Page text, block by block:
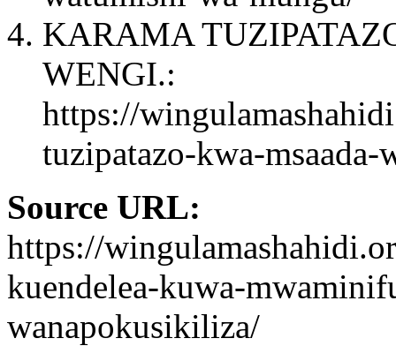
KARAMA
WENGI.:
https://
tuzipatazo-kwa-
Source URL:
https://
kuendelea-kuwa-
wanapokusikiliza/